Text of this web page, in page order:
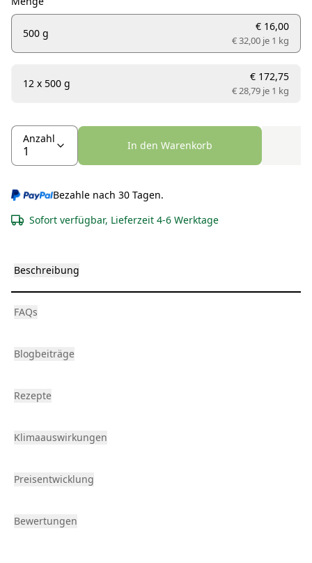
500 g
€ 16,00
€ 32,00 je 1 kg
12 x 500 g
€ 172,75
€ 28,79 je 1 kg
Anzahl
In den Warenkorb
Bezahle nach 30 Tagen.
Sofort verfügbar, Lieferzeit 4-6 Werktage
Beschreibung
FAQs
Blogbeiträge
Rezepte
Klimaauswirkungen
Preisentwicklung
Bewertungen